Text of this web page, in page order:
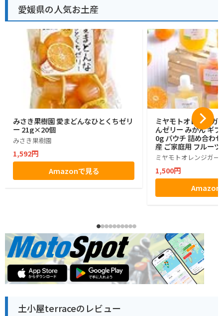
愛媛県の人気お土産
みさき果樹園 愛まどんなひとくちゼリ
ー 21g×20個
みさき果樹園
1,592円
Amazonで見る
ミヤモトオレンジガ
んゼリー みかん ギ
0g パウチ 詰め合わ
産 ご家庭用 フルー
物不使用 (4本)
ミヤモトオレンジガー
1,500円
Amazon
土小屋terraceのレビュー